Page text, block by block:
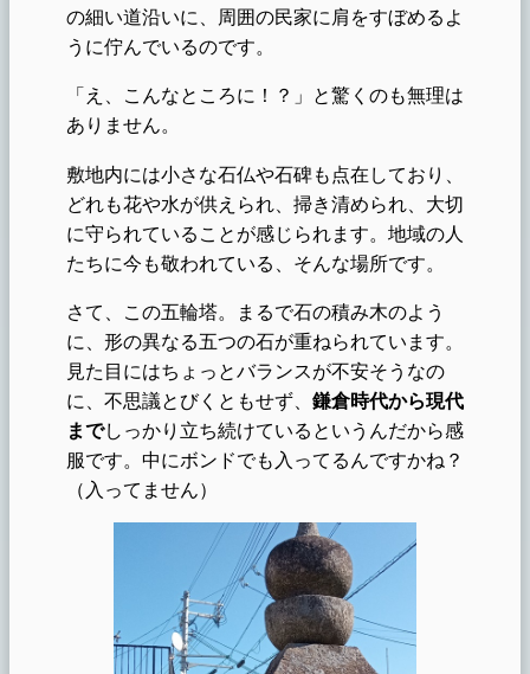
の細い道沿いに、周囲の民家に肩をすぼめるよ
うに佇んでいるのです。
「え、こんなところに！？」と驚くのも無理は
ありません。
敷地内には小さな石仏や石碑も点在しており、
どれも花や水が供えられ、掃き清められ、大切
に守られていることが感じられます。地域の人
たちに今も敬われている、そんな場所です。
さて、この五輪塔。まるで石の積み木のよう
に、形の異なる五つの石が重ねられています。
見た目にはちょっとバランスが不安そうなの
に、不思議とびくともせず、 鎌倉時代から現代
までしっかり立ち続けているというんだから感
服です。中にボンドでも入ってるんですかね？
（入ってません）